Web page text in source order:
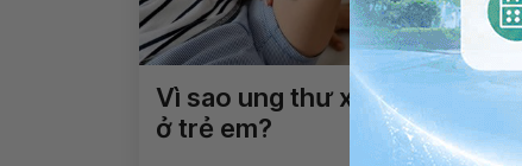
Vì sao ung thư xương hay gặp
ở trẻ em?